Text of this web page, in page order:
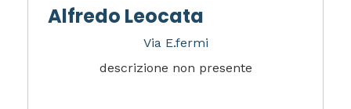
Alfredo Leocata
Via E.fermi
descrizione non presente